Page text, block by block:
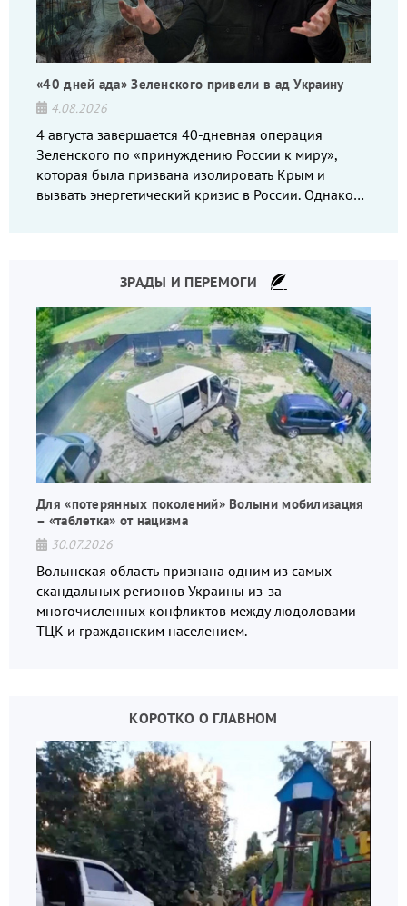
«40 дней ада» Зеленского привели в ад Украину
4.08.2026
4 августа завершается 40-дневная операция
Зеленского по «принуждению России к миру»,
которая была призвана изолировать Крым и
вызвать энергетический кризис в России. Однако
ЗРАДЫ И ПЕРЕМОГИ
Для «потерянных поколений» Волыни мобилизация
– «таблетка» от нацизма
30.07.2026
Волынская область признана одним из самых
скандальных регионов Украины из-за
многочисленных конфликтов между людоловами
ТЦК и гражданским населением.
КОРОТКО О ГЛАВНОМ